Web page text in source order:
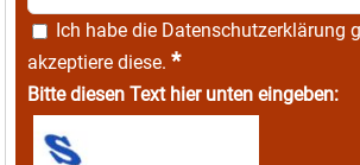
Ich habe die Datenschutzerklärung
akzeptiere diese. *
Bitte diesen Text hier unten eingeben: